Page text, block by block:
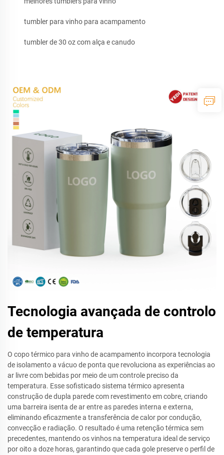
tumbler para vinho para acampamento
tumbler de 30 oz com alça e canudo
Tecnologia avançada de controlo
de temperatura
O copo térmico para vinho de acampamento incorpora tecnologia
de isolamento a vácuo de ponta que revoluciona as experiências ao
ar livre com bebidas por meio de um controle preciso da
temperatura. Esse sofisticado sistema térmico apresenta
construção de dupla parede com revestimento em cobre, criando
uma barreira isenta de ar entre as paredes interna e externa,
eliminando eficazmente a transferência de calor por condução,
convecção e radiação. O resultado é uma retenção térmica sem
precedentes, mantendo os vinhos na temperatura ideal de serviço
por oito a doze horas, garantindo que cada gole preserve o perfil de